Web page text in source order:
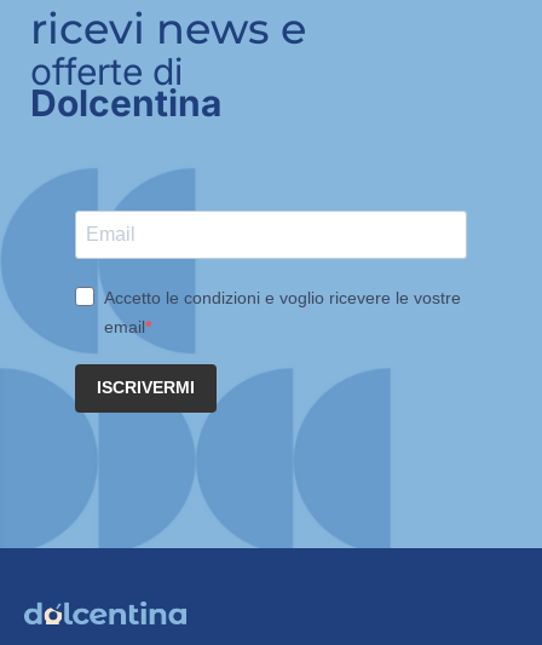
ricevi news e
offerte di
Dolcentina
Accetto le condizioni e voglio ricevere le vostre
email
ISCRIVERMI